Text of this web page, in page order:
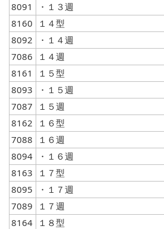
8091
・１３週
8160
１４型
8092
・１４週
7086
１４週
8161
１５型
8093
・１５週
7087
１５週
8162
１６型
7088
１６週
8094
・１６週
8163
１７型
8095
・１７週
7089
１７週
8164
１８型